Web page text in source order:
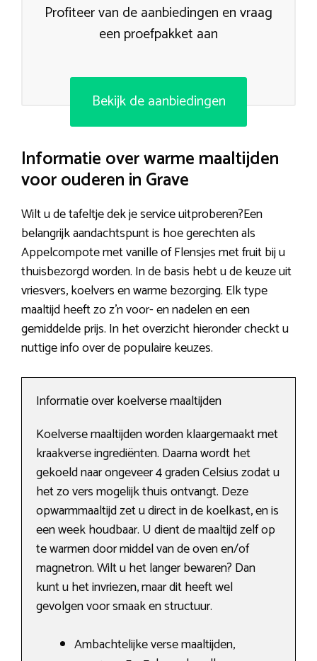
Profiteer van de aanbiedingen en vraag
een proefpakket aan
Bekijk de aanbiedingen
Informatie over warme maaltijden
voor ouderen in Grave
Wilt u de tafeltje dek je service uitproberen?Een
belangrijk aandachtspunt is hoe gerechten als
Appelcompote met vanille of Flensjes met fruit bij u
thuisbezorgd worden. In de basis hebt u de keuze uit
vriesvers, koelvers en warme bezorging. Elk type
maaltijd heeft zo z’n voor- en nadelen en een
gemiddelde prijs. In het overzicht hieronder checkt u
nuttige info over de populaire keuzes.
Informatie over koelverse maaltijden
Koelverse maaltijden worden klaargemaakt met
kraakverse ingrediënten. Daarna wordt het
gekoeld naar ongeveer 4 graden Celsius zodat u
het zo vers mogelijk thuis ontvangt. Deze
opwarmmaaltijd zet u direct in de koelkast, en is
een week houdbaar. U dient de maaltijd zelf op
te warmen door middel van de oven en/of
magnetron. Wilt u het langer bewaren? Dan
kunt u het invriezen, maar dit heeft wel
gevolgen voor smaak en structuur.
Ambachtelijke verse maaltijden,